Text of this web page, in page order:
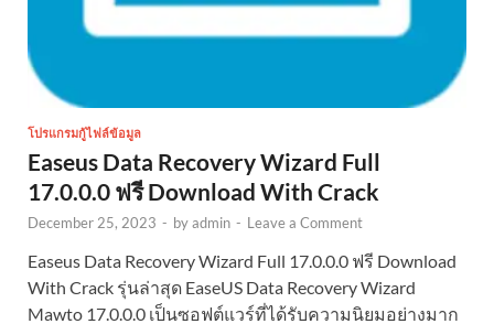
โปรแกรมกู้ไฟล์ข้อมูล
Easeus Data Recovery Wizard Full
17.0.0.0 ฟรี Download With Crack
December 25, 2023 - byadmin - Leave a Comment
Easeus Data Recovery Wizard Full 17.0.0.0 ฟรี Download
With Crack รุ่นล่าสุด EaseUS Data Recovery Wizard
Mawto 17.0.0.0 เป็นซอฟต์แวร์ที่ได้รับความนิยมอย่างมาก